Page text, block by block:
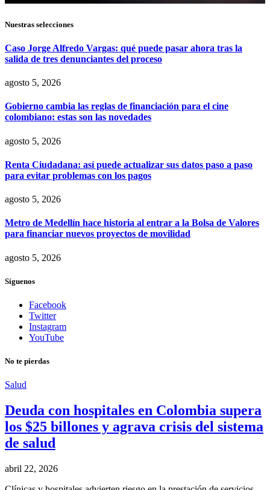
Nuestras selecciones
Caso Jorge Alfredo Vargas: qué puede pasar ahora tras la
salida de tres denunciantes del proceso
agosto 5, 2026
Gobierno cambia las reglas de financiación para el cine
colombiano: estas son las novedades
agosto 5, 2026
Renta Ciudadana: así puede actualizar sus datos paso a paso
para evitar problemas con los pagos
agosto 5, 2026
Metro de Medellín hace historia al entrar a la Bolsa de Valores
para financiar nuevos proyectos de movilidad
agosto 5, 2026
Síguenos
Facebook
Twitter
Instagram
YouTube
No te pierdas
Salud
Deuda con hospitales en Colombia supera
los $25 billones y agrava crisis del sistema
de salud
abril 22, 2026